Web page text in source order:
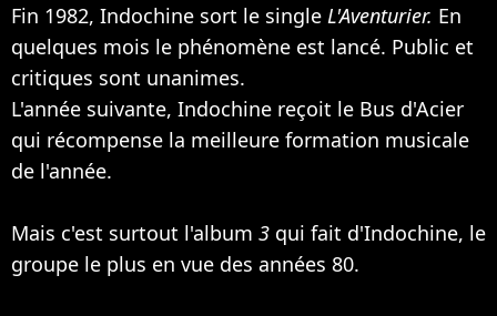
Fin 1982, Indochine sort le single L'Aventurier. En
quelques mois le phénomène est lancé. Public et
critiques sont unanimes.
L'année suivante, Indochine reçoit le Bus d'Acier
qui récompense la meilleure formation musicale
de l'année.
Mais c'est surtout l'album 3 qui fait d'Indochine, le
groupe le plus en vue des années 80.